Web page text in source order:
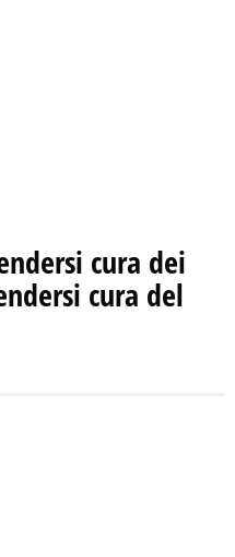
cura dei
cura del